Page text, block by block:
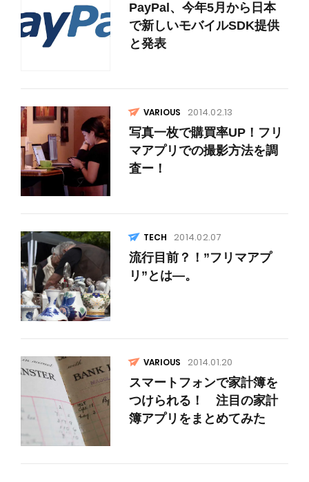
PayPal、今年5月から日本
で新しいモバイルSDK提供
と発表
VARIOUS 2014.02.13
写真一枚で購買率UP！フリ
マアプリでの撮影方法を調
査ー！
2014.02.07
流行目前？！”フリマアプ
リ”とは—。
VARIOUS 2014.01.20
スマートフォンで家計簿を
つけられる！ 注目の家計
簿アプリをまとめてみた